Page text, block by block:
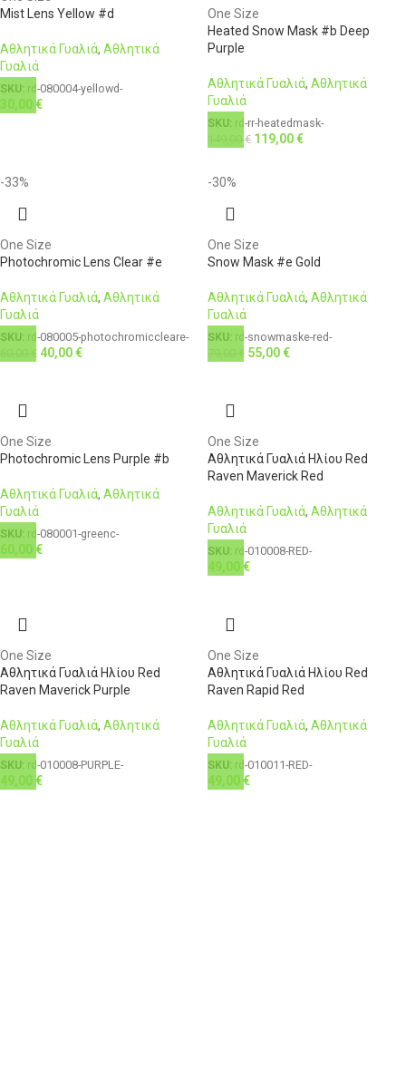
Mist Lens Yellow #d
Αθλητικά Γυαλιά, Αθλητικά
Γυαλιά
SKU: rd-080004-yellowd-
30,00 €
One Size
Heated Snow Mask #b Deep
Purple
Αθλητικά Γυαλιά, Αθλητικά
Γυαλιά
SKU: rd-rr-heatedmask-
149,00€ 119,00€
-33%
One Size
Photochromic Lens Clear #e
Αθλητικά Γυαλιά, Αθλητικά
Γυαλιά
SKU: rd-080005-photochromiccleare-
€ 40,00€
-30%
One Size
Snow Mask #e Gold
Αθλητικά Γυαλιά, Αθλητικά
Γυαλιά
SKU: rd-snowmaske-red-
€ 55,00€
One Size
Photochromic Lens Purple #b
Αθλητικά Γυαλιά, Αθλητικά
Γυαλιά
SKU: rd-080001-greenc-
60,00 €
One Size
Αθλητικά Γυαλιά Ηλίου Red
Raven Maverick Red
Αθλητικά Γυαλιά, Αθλητικά
Γυαλιά
SKU: rd-010008-RED-
49,00 €
One Size
Αθλητικά Γυαλιά Ηλίου Red
Raven Maverick Purple
Αθλητικά Γυαλιά, Αθλητικά
Γυαλιά
SKU: rd-010008-PURPLE-
49,00 €
One Size
Αθλητικά Γυαλιά Ηλίου Red
Raven Rapid Red
Αθλητικά Γυαλιά, Αθλητικά
Γυαλιά
SKU: rd-010011-RED-
49,00 €